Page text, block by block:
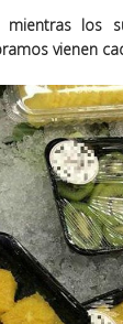
los
vienen